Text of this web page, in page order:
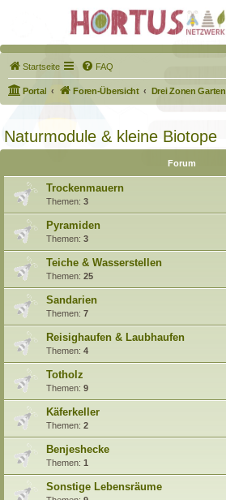
Startseite FAQ
Portal Foren-Übersicht Drei Zonen Garten
Naturmodule & kleine Biotope
Forum
Trockenmauern
Themen: 3
Pyramiden
Themen: 3
Teiche & Wasserstellen
Themen: 25
Sandarien
Themen: 7
Reisighaufen & Laubhaufen
Themen: 4
Totholz
Themen: 9
Käferkeller
Themen: 2
Benjeshecke
Themen: 1
Sonstige Lebensräume